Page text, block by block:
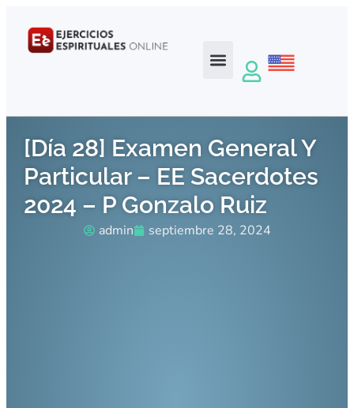
[Día 28] Examen General Y
Particular – EE Sacerdotes
2024 – P Gonzalo Ruiz
admin septiembre 28, 2024